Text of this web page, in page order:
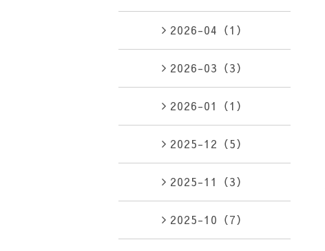
2026-04（1）
2026-03（3）
2026-01（1）
2025-12（5）
2025-11（3）
2025-10（7）